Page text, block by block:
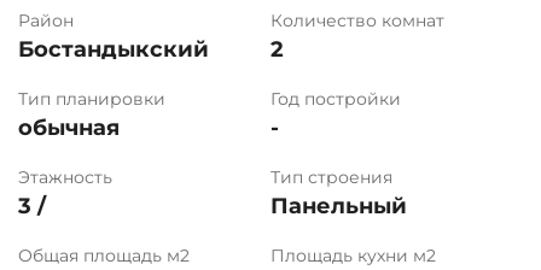
Район
Бостандыкский
Количество комнат
2
Тип планировки
обычная
Год постройки
-
Этажность
3 /
Тип строения
Панельный
Общая площадь м2 Площадь кухни м2